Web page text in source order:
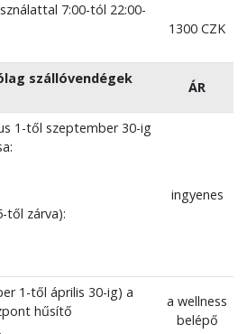
7:00-tól 22:00-
1300 CZK
szállóvendégek
ÁR
1-től szeptember 30-ig
től zárva):
ingyenes
1-től április 30-ig) a
hűsítő
a wellness
belépő